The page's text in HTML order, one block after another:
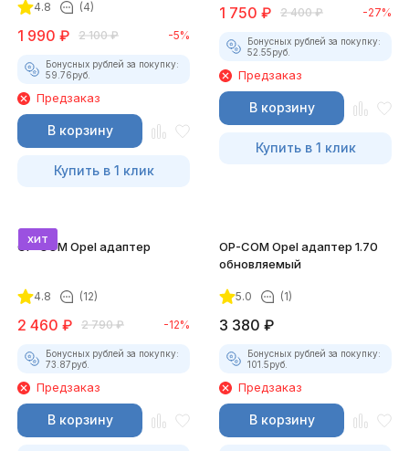
4.8 (4)
1 990 ₽ 2 100 ₽ -5%
Бонусных рублей за покупку:
59.76руб.
Предзаказ
В корзину
Купить в 1 клик
1 750 ₽ 2 400 ₽ -27%
Бонусных рублей за покупку:
52.55руб.
Предзаказ
В корзину
Купить в 1 клик
хит
OP-COM Opel адаптер
4.8 (12)
2 460 ₽ 2 790 ₽ -12%
Бонусных рублей за покупку:
73.87руб.
Предзаказ
В корзину
OP-COM Opel адаптер 1.70
обновляемый
5.0 (1)
3 380 ₽
Бонусных рублей за покупку:
101.5руб.
Предзаказ
В корзину